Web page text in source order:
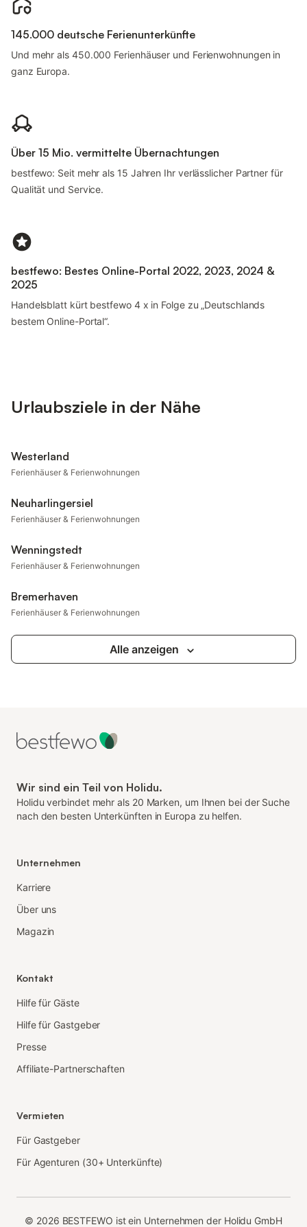
145.000 deutsche Ferienunterkünfte
Und mehr als 450.000 Ferienhäuser und Ferienwohnungen in
ganz Europa.
Über 15 Mio. vermittelte Übernachtungen
bestfewo: Seit mehr als 15 Jahren Ihr verlässlicher Partner für
Qualität und Service.
bestfewo: Bestes Online-Portal 2022, 2023, 2024 &
2025
Handelsblatt kürt bestfewo 4 x in Folge zu „Deutschlands
bestem Online-Portal“.
Urlaubsziele in der Nähe
Westerland
Ferienhäuser & Ferienwohnungen
Neuharlingersiel
Ferienhäuser & Ferienwohnungen
Wenningstedt
Ferienhäuser & Ferienwohnungen
Bremerhaven
Ferienhäuser & Ferienwohnungen
Alle anzeigen
Wir sind ein Teil von Holidu.
Holidu verbindet mehr als 20 Marken, um Ihnen bei der Suche
nach den besten Unterkünften in Europa zu helfen.
Unternehmen
Karriere
Über uns
Magazin
Kontakt
Hilfe für Gäste
Hilfe für Gastgeber
Presse
Affiliate-Partnerschaften
Vermieten
Für Gastgeber
Für Agenturen (30+ Unterkünfte)
© 2026 BESTFEWO ist ein Unternehmen der Holidu GmbH